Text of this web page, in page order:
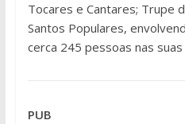
Tocares e Cantares; Trupe
Santos Populares,
cerca 245 pessoas nas
PUB